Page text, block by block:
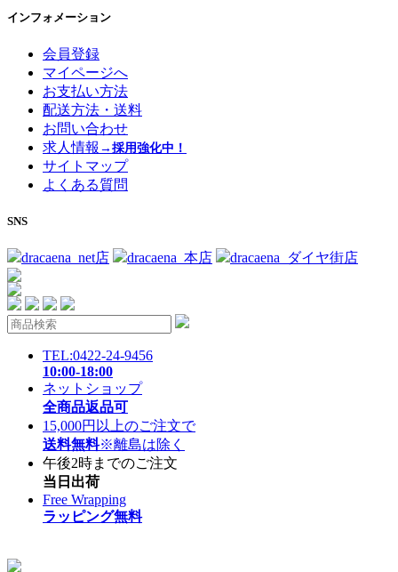
インフォメーション
会員登録
マイページへ
お支払い方法
配送方法・送料
お問い合わせ
求人情報 →採用強化中！
サイトマップ
よくある質問
SNS
dracaena_net店 dracaena_本店 dracaena_ダイヤ街店
TEL:0422-24-9456
10:00-18:00
ネットショップ
全商品返品可
15,000円以上のご注文で
送料無料※離島は除く
午後2時までのご注文
当日出荷
Free Wrapping
ラッピング無料